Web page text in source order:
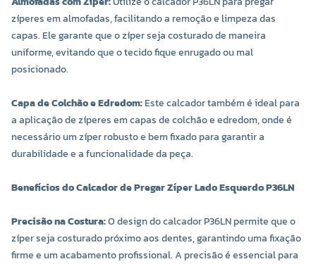
zíperes em almofadas, facilitando a remoção e limpeza das
capas. Ele garante que o zíper seja costurado de maneira
uniforme, evitando que o tecido fique enrugado ou mal
posicionado.
Capa de Colchão e Edredom:Este calcador também é ideal para
a aplicação de zíperes em capas de colchão e edredom, onde é
necessário um zíper robusto e bem fixado para garantir a
durabilidade e a funcionalidade da peça.
Benefícios do Calcador de Pregar Zíper Lado Esquerdo P36LN
Precisão na Costura:O design do calcador P36LN permite que o
zíper seja costurado próximo aos dentes, garantindo uma fixação
firme e um acabamento profissional. A precisão é essencial para